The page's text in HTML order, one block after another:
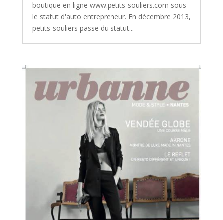
boutique en ligne www.petits-souliers.com sous
le statut d'auto entrepreneur. En décembre 2013,
petits-souliers passe du statut...